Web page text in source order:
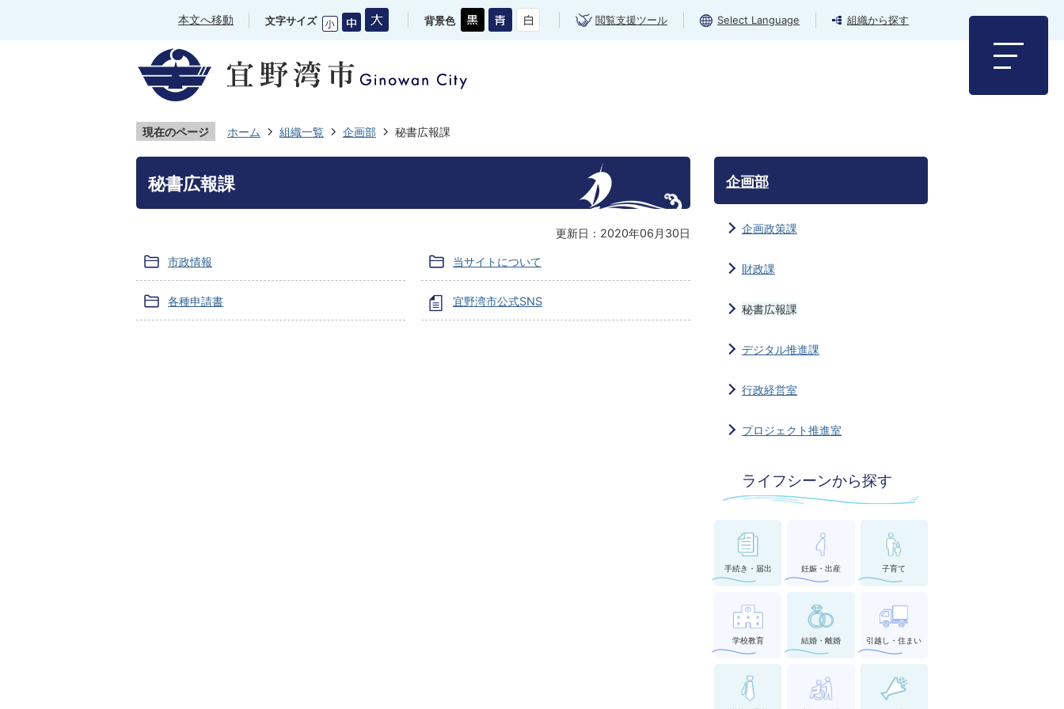
本文へ移動 文字サイズ 背景色 閲覧支援ツール Select Language 組織から探す
現在のページ ホーム 組織一覧 企画部 秘書広報課
秘書広報課
更新日：2020年06月30日
市政情報 当サイトについて
各種申請書 宜野湾市公式SNS
企画部
企画政策課
財政課
秘書広報課
デジタル推進課
行政経営室
プロジェクト推進室
ライフシーンから探す
手続き・届出 妊娠・出産 子育て
学校教育 結婚・離婚 引越し・住まい